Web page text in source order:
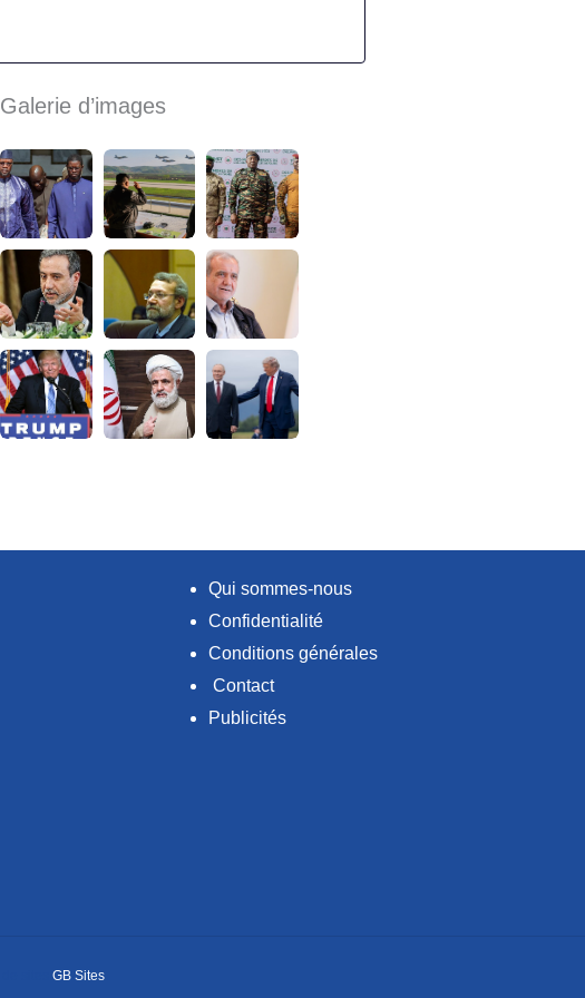
Galerie d’images
Qui sommes-nous
Confidentialité
Conditions générales
Contact
Publicités
GB Sites